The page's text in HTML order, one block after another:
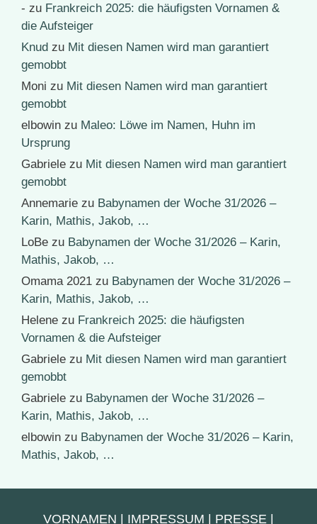
- zu Frankreich 2025: die häufigsten Vornamen &
die Aufsteiger
Knud zu Mit diesen Namen wird man garantiert
gemobbt
Moni zu Mit diesen Namen wird man garantiert
gemobbt
elbowin zu Maleo: Löwe im Namen, Huhn im
Ursprung
Gabriele zu Mit diesen Namen wird man garantiert
gemobbt
Annemarie zu Babynamen der Woche 31/2026 –
Karin, Mathis, Jakob, …
LoBe zu Babynamen der Woche 31/2026 – Karin,
Mathis, Jakob, …
Omama 2021 zu Babynamen der Woche 31/2026 –
Karin, Mathis, Jakob, …
Helene zu Frankreich 2025: die häufigsten
Vornamen & die Aufsteiger
Gabriele zu Mit diesen Namen wird man garantiert
gemobbt
Gabriele zu Babynamen der Woche 31/2026 –
Karin, Mathis, Jakob, …
elbowin zu Babynamen der Woche 31/2026 – Karin,
Mathis, Jakob, …
VORNAMEN | IMPRESSUM | PRESSE |